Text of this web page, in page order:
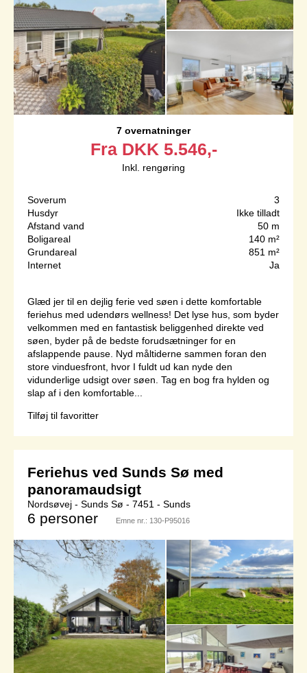
7 overnatninger
Fra DKK 5.546,-
Inkl. rengøring
Soverum
3
Husdyr
Ikke tilladt
Afstand vand
50 m
Boligareal
140 m²
Grundareal
851 m²
Internet
Ja
Glæd jer til en dejlig ferie ved søen i dette komfortable
feriehus med udendørs wellness! Det lyse hus, som byder
velkommen med en fantastisk beliggenhed direkte ved
søen, byder på de bedste forudsætninger for en
afslappende pause. Nyd måltiderne sammen foran den
store vinduesfront, hvor I fuldt ud kan nyde den
vidunderlige udsigt over søen. Tag en bog fra hylden og
slap af i den komfortable...
Tilføj til favoritter
Feriehus ved Sunds Sø med
panoramaudsigt
Nordsøvej - Sunds Sø - 7451 - Sunds
6 personer Emne nr.: 130-P95016